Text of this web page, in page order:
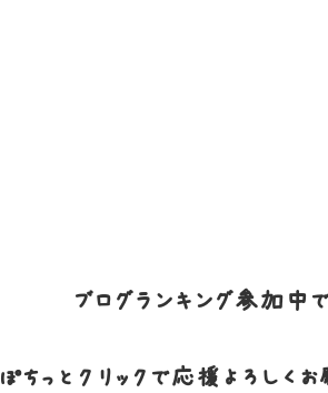
ブログランキング参加中で
ぽちっとクリックで応援よろしくお